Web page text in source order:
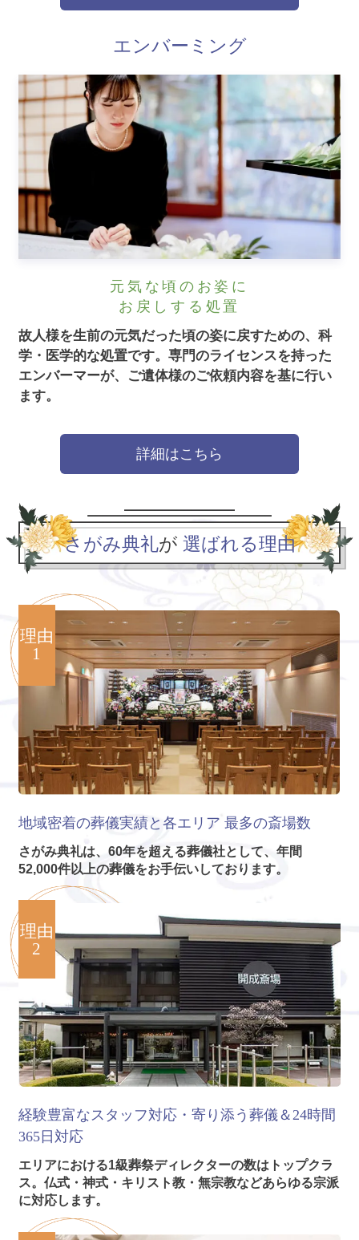
エンバーミング
元気な頃のお姿に
お戻しする処置
故人様を生前の元気だった頃の姿に戻すための、科
学・医学的な処置です。 専門のライセンスを持った
エンバーマーが、ご遺体様のご依頼内容を基に行い
ます。
詳細はこちら
さがみ典礼が 選ばれる理由
理由
1
地域密着の葬儀実績と各エリア 最多の斎場数
さがみ典礼は、60年を超える葬儀社として、年間
52,000件以上の葬儀をお手伝いしております。
理由
2
経験豊富なスタッフ対応・寄り添う葬儀＆24時間
365日対応
エリアにおける1級葬祭ディレクターの数はトップクラ
ス。仏式・神式・キリスト教・無宗教などあらゆる宗派
に対応します。